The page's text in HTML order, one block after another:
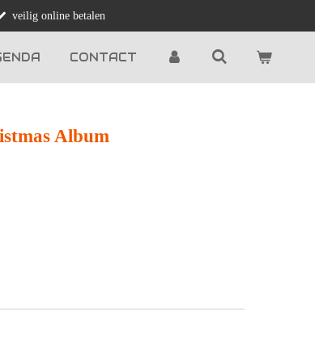
veilig online betalen
CONTACT
Album